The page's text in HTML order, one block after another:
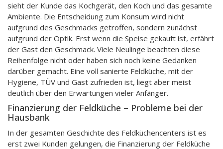
sieht der Kunde das Kochgerät, den Koch und das gesamte
Ambiente. Die Entscheidung zum Konsum wird nicht
aufgrund des Geschmacks getroffen, sondern zunächst
aufgrund der Optik. Erst wenn die Speise gekauft ist, erfährt
der Gast den Geschmack. Viele Neulinge beachten diese
Reihenfolge nicht oder haben sich noch keine Gedanken
darüber gemacht. Eine voll sanierte Feldküche, mit der
Hygiene, TÜV und Gast zufrieden ist, liegt aber meist
deutlich über den Erwartungen vieler Anfänger.
Finanzierung der Feldküche – Probleme bei der
Hausbank
In der gesamten Geschichte des Feldküchencenters ist es
erst zwei Kunden gelungen, die Finanzierung der Feldküche